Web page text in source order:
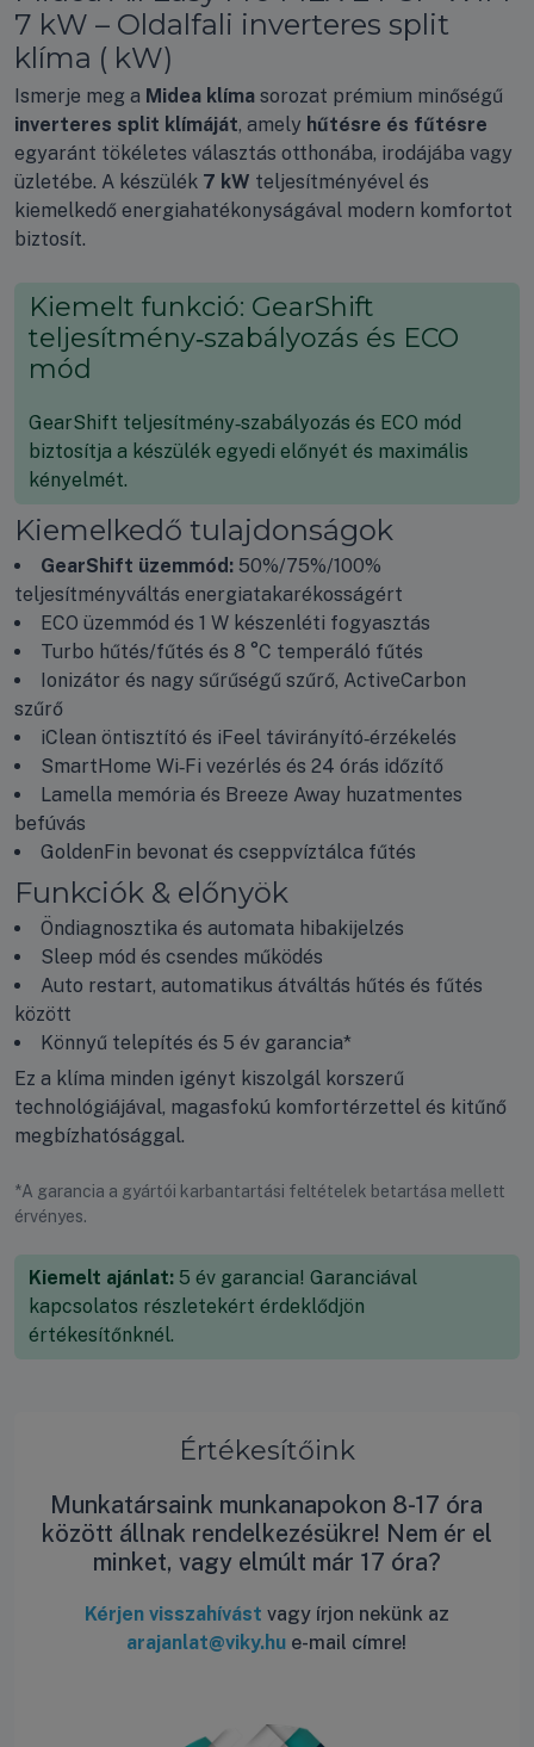
Értékesítőink
Munkatársaink munkanapokon 8-17 óra
között állnak rendelkezésükre! Nem ér el
minket, vagy elmúlt már 17 óra?
Kérjen visszahívást vagy írjon nekünk az
arajanlat@viky.hu e-mail címre!
7 kW – Oldalfali inverteres split
klíma ( kW)
Ismerje meg a Midea klíma sorozat prémium minőségű
inverteres split klímáját, amely hűtésre és fűtésre
egyaránt tökéletes választás otthonába, irodájába vagy
üzletébe. A készülék 7 kW teljesítményével és
kiemelkedő energiahatékonyságával modern komfortot
biztosít.
Kiemelt funkció: GearShift
teljesítmény‑szabályozás és ECO
mód
GearShift teljesítmény‑szabályozás és ECO mód
biztosítja a készülék egyedi előnyét és maximális
kényelmét.
Kiemelkedő tulajdonságok
GearShift üzemmód: 50%/75%/100%
teljesítményváltás energiatakarékosságért
ECO üzemmód és 1 W készenléti fogyasztás
Turbo hűtés/fűtés és 8 °C temperáló fűtés
Ionizátor és nagy sűrűségű szűrő, ActiveCarbon
szűrő
iClean öntisztító és iFeel távirányító‑érzékelés
SmartHome Wi‑Fi vezérlés és 24 órás időzítő
Lamella memória és Breeze Away huzatmentes
befúvás
GoldenFin bevonat és cseppvíztálca fűtés
Funkciók & előnyök
Öndiagnosztika és automata hibakijelzés
Sleep mód és csendes működés
Auto restart, automatikus átváltás hűtés és fűtés
között
Könnyű telepítés és 5 év garancia*
Ez a klíma minden igényt kiszolgál korszerű
technológiájával, magasfokú komfortérzettel és kitűnő
megbízhatósággal.
*A garancia a gyártói karbantartási feltételek betartása mellett
érvényes.
Kiemelt ajánlat: 5 év garancia! Garanciával
kapcsolatos részletekért érdeklődjön
értékesítőnknél.